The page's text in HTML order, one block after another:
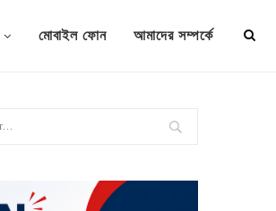
মোবাইল ফোন আমাদের সম্পর্কে